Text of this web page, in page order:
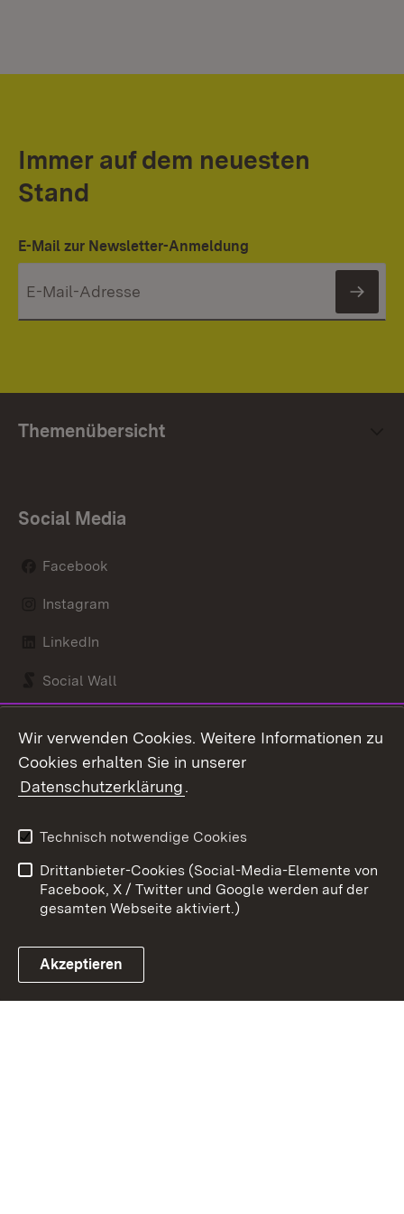
Immer auf dem neuesten
Stand
E-Mail zur Newsletter-Anmeldung
Themenübersicht
Social Media
Facebook
Instagram
LinkedIn
Social Wall
Link zum Landesportal
Kontakt
Barrierefreiheit
Impressum
Cookies
Wir verwenden Cookies. Weitere Informationen zu
Cookies erhalten Sie in unserer
Datenschutzerklärung.
Technisch notwendige Cookies
Drittanbieter-Cookies (Social-Media-Elemente von
Facebook, X / Twitter und Google werden auf der
gesamten Webseite aktiviert.)
Akzeptieren